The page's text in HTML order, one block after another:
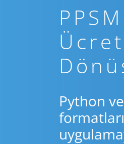
Python